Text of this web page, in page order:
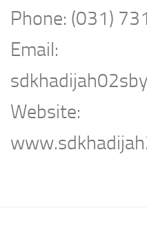
Phone: (031)
Email:
Website: